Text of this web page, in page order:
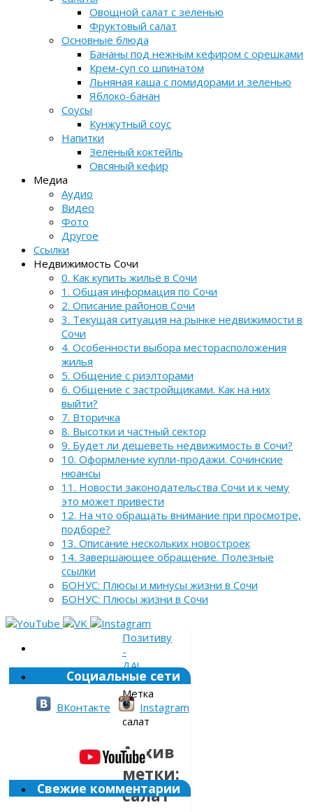
Овощной салат с зеленью
Фруктовый салат
Основные блюда
Бананы под нежным кефиром с орешками
Крем-суп со шпинатом
Льняная каша с помидорами и зеленью
Яблоко-банан
Соусы
Кунжутный соус
Напитки
Зелёный коктейль
Овсяный кефир
Медиа
Аудио
Видео
Фото
Другое
Ссылки
Недвижимость Сочи
0. Как купить жильё в Сочи
1. Общая информация по Сочи
2. Описание районов Сочи
3. Текущая ситуация на рынке недвижимости в
Сочи
4. Особенности выбора месторасположения
жилья
5. Общение с риэлторами
6. Общение с застройщиками. Как на них
выйти?
7. Вторичка
8. Высотки и частный сектор
9. Будет ли дешеветь недвижимость в Сочи?
10. Оформление купли-продажи. Сочинские
нюансы
11. Новости законодательства Сочи и к чему
это может привести
12. На что обращать внимание при просмотре,
подборе?
13. Описание нескольких новостроек
14. Завершающее обращение. Полезные
ссылки
БОНУС: Плюсы и минусы жизни в Сочи
БОНУС: Плюсы жизни в Сочи
Позитиву
-
ДА!
»
Метка
»
салат
Архив
метки:
салат
Социальные сети
ВКонтакте Instagram
Свежие комментарии